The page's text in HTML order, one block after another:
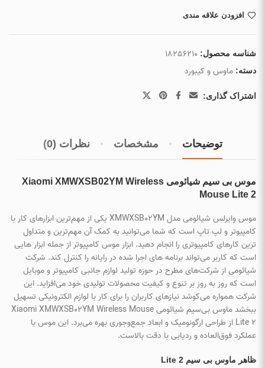
افزودن علاقه مندی
شناسه محصول: 18256210
دسته: ماوس و کیبورد
اشتراک گذاری:
توضیحات مشخصات نظرات (0)
موس بی سیم شیائومی Xiaomi XMWXSB02YM Wireless
Mouse Lite 2
موس وایرلس شیائومی مدل XMWXSB02YM یکی از مهم‌ترین ابزارهای کار با
کامپیوتر و لپ تاپ است که شما می‌توانید به کمک آن مهم‌ترین و متداول
ترین کارهای کامپیوتری را انجام دهید. ابزار موس کامپیوتر از جمله ابزار هایی
است که کاربر می‌تواند برنامه های اجرا شده در رایانه را کنترل کند. شرکت
شیائومی از شرکت‌های مطرح در حوزه تولید لوازم جانبی کامپیوتر و موبایل
است که روز به روز بر تنوع و کیفیت محصولات تولیدی خود می‌افزاید. این
شرکت همواره می‌کوشد نیازهای کاربران را برای کار با لوازم الکترونیکی تسهیل
ببخشد ماوس بی‌سیم شیائومی Xiaomi XMWXSB02YM Wireless Mouse
Lite 2 از طراحی ارگونومیک و ابعاد جمع‌وجوری بهره می‌برد. این موس با
عملکرد فوق‌العاده و ردیابی با دقت بالاست.
ظاهر ماوس بی سیم Lite 2